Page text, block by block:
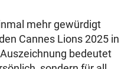
mehr gewürdigt
Cannes Lions 2025 in
bedeutet